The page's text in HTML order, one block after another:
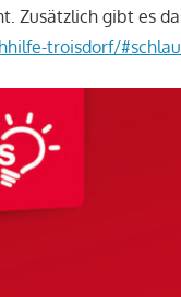
Zusätzlich gibt es
troisdorf/